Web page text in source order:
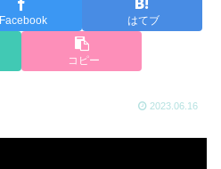
Facebook はてブ
コピー
2023.06.16